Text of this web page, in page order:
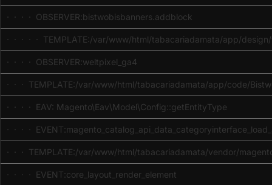
· · · · OBSERVER:bistwobisbanners.addblock
· · · · · TEMPLATE:/var/www/html/tabacariadamata/app/
· · · · OBSERVER:weltpixel_ga4
· · · TEMPLATE:/var/www/html/tabacariadamata/app/code/
· · · · EAV: Magento\Eav\Model\Config::getEntityType
· · · ·
· · · TEMPLATE:/var/www/html/tabacariadamata/vendor/
· · · · EVENT:core_layout_render_element